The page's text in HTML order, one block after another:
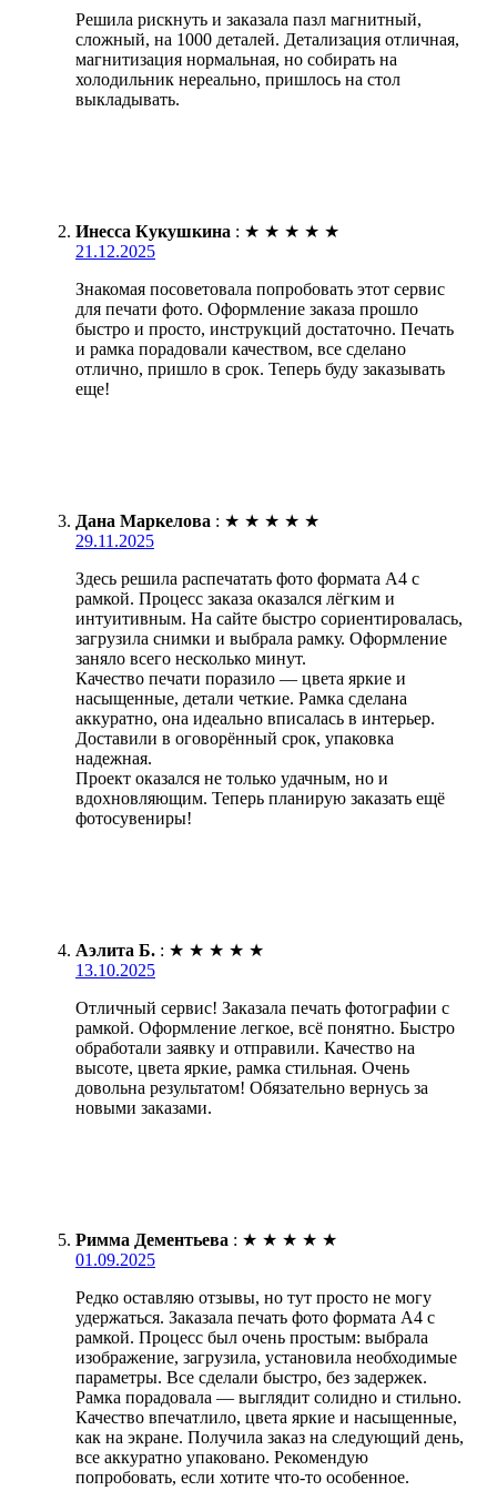
Решила рискнуть и заказала пазл магнитный,
сложный, на 1000 деталей. Детализация отличная,
магнитизация нормальная, но собирать на
холодильник нереально, пришлось на стол
выкладывать.
Инесса Кукушкина : ★ ★ ★ ★ ★
21.12.2025
Знакомая посоветовала попробовать этот сервис
для печати фото. Оформление заказа прошло
быстро и просто, инструкций достаточно. Печать
и рамка порадовали качеством, все сделано
отлично, пришло в срок. Теперь буду заказывать
еще!
Дана Маркелова : ★ ★ ★ ★ ★
29.11.2025
Здесь решила распечатать фото формата А4 с
рамкой. Процесс заказа оказался лёгким и
интуитивным. На сайте быстро сориентировалась,
загрузила снимки и выбрала рамку. Оформление
заняло всего несколько минут.
Качество печати поразило — цвета яркие и
насыщенные, детали четкие. Рамка сделана
аккуратно, она идеально вписалась в интерьер.
Доставили в оговорённый срок, упаковка
надежная.
Проект оказался не только удачным, но и
вдохновляющим. Теперь планирую заказать ещё
фотосувениры!
Аэлита Б. : ★ ★ ★ ★ ★
13.10.2025
Отличный сервис! Заказала печать фотографии с
рамкой. Оформление легкое, всё понятно. Быстро
обработали заявку и отправили. Качество на
высоте, цвета яркие, рамка стильная. Очень
довольна результатом! Обязательно вернусь за
новыми заказами.
Римма Дементьева : ★ ★ ★ ★ ★
01.09.2025
Редко оставляю отзывы, но тут просто не могу
удержаться. Заказала печать фото формата А4 с
рамкой. Процесс был очень простым: выбрала
изображение, загрузила, установила необходимые
параметры. Все сделали быстро, без задержек.
Рамка порадовала — выглядит солидно и стильно.
Качество впечатлило, цвета яркие и насыщенные,
как на экране. Получила заказ на следующий день,
все аккуратно упаковано. Рекомендую
попробовать, если хотите что-то особенное.